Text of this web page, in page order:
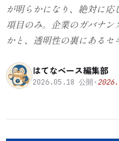
が明らかになり、絶対に
項目のみ。企業のガバナン
かと、透明性の裏にあるセ
はてなベース編集部
2026.05.18 公開 ·